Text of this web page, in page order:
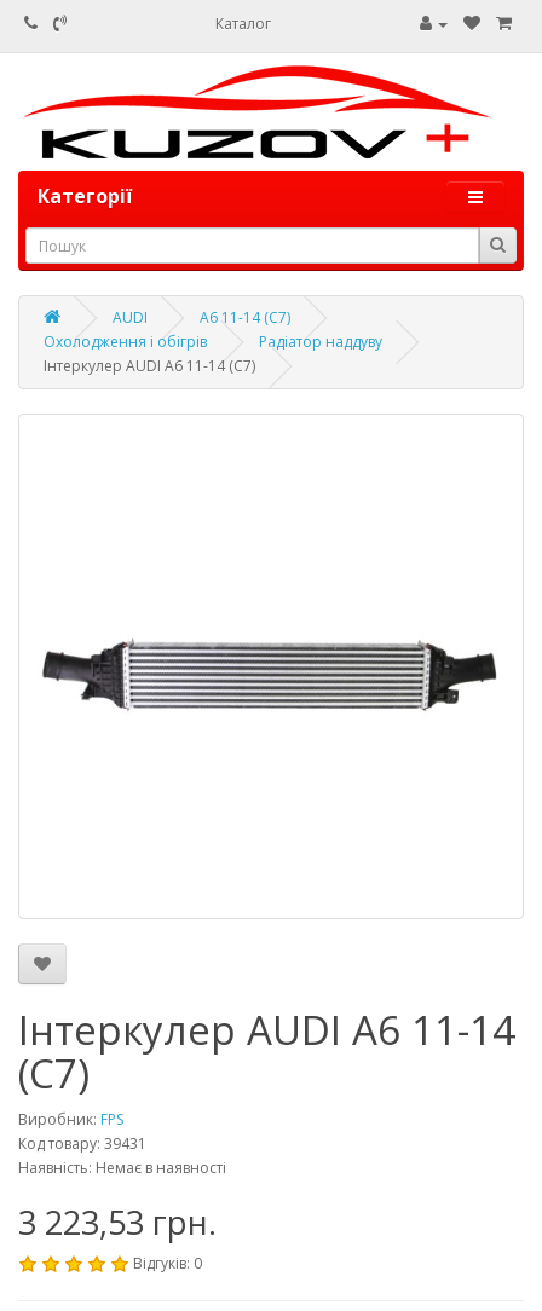
Каталог
Категорії
AUDI
A6 11-14 (C7)
Охолодження і обігрів
Радіатор наддуву
Інтеркулер AUDI A6 11-14 (C7)
Інтеркулер AUDI A6 11-14
(C7)
Виробник: FPS
Код товару: 39431
Наявність: Немає в наявності
3 223,53 грн.
Відгуків: 0